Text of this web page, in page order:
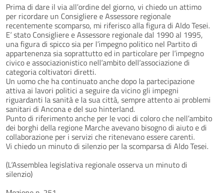
Prima di dare il via all’ordine del giorno, vi chiedo un attimo
per ricordare un Consigliere e Assessore regionale
recentemente scomparso, mi riferisco alla figura di Aldo Tesei.
E’ stato Consigliere e Assessore regionale dal 1990 al 1995,
una figura di spicco sia per l’impegno politico nel Partito di
appartenenza sia soprattutto ed in particolare per l’impegno
civico e associazionistico nell’ambito dell’associazione di
categoria coltivatori diretti.
Un uomo che ha continuato anche dopo la partecipazione
attiva ai lavori politici a seguire da vicino gli impegni
riguardanti la sanità e la sua città, sempre attento ai problemi
sanitari di Ancona e del suo hinterland.
Punto di riferimento anche per le voci di coloro che nell’ambito
dei borghi della regione Marche avevano bisogno di aiuto e di
collaborazione per i servizi che ritenevano essere carenti.
Vi chiedo un minuto di silenzio per la scomparsa di Aldo Tesei.
(L’Assemblea legislativa regionale osserva un minuto di
silenzio)